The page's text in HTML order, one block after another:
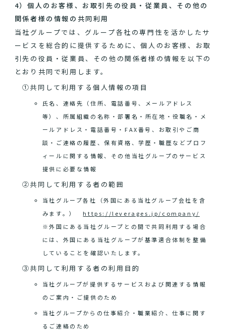
4）個人のお客様、お取引先の役員・従業員、その他の
関係者様の情報の共同利用
当社グループでは、グループ各社の専門性を活かしたサ
ービスを総合的に提供するために、個人のお客様、お取
引先の役員・従業員、その他の関係者様の情報を以下の
とおり共同で利用します。
①共同して利用する個人情報の項目
氏名、連絡先（住所、電話番号、メールアドレス
等）、所属組織の名称・部署名・所在地・役職名・メ
ールアドレス・電話番号・FAX番号、お取引やご商
談・ご連絡の履歴、保有資格、学歴・職歴などプロフ
ィールに関する情報、その他当社グループのサービス
提供に必要な情報
②共同して利用する者の範囲
当社グループ各社（外国にある当社グループ会社を含
みます。） https://leverages.jp/company/
※外国にある当社グループとの間で共同利用する場合
には、外国にある当社グループが基準適合体制を整備
していることを確認いたします。
③共同して利用する者の利用目的
当社グループが提供するサービスおよび関連する情報
のご案内・ご提供のため
当社グループからの仕事紹介・職業紹介、仕事に関す
るご連絡のため